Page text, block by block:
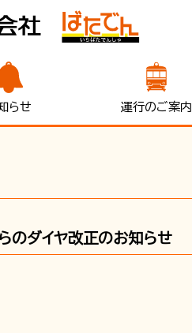
らせ 運行のご案内
ダイヤ改正のお知らせ